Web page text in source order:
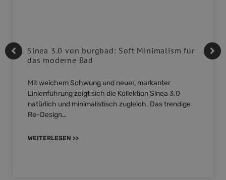
Sinea 3.0 von burgbad: Soft Minimalism für
das moderne Bad
Mit weichem Schwung und neuer, markanter
Linienführung zeigt sich die Kollektion Sinea 3.0
natürlich und minimalistisch zugleich. Das trendige
Re-Design…
WEITERLESEN >>